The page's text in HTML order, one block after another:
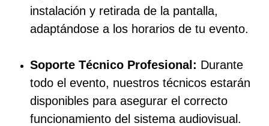
instalación y retirada de la pantalla,
adaptándose a los horarios de tu evento.
Soporte Técnico Profesional: Durante
todo el evento, nuestros técnicos estarán
disponibles para asegurar el correcto
funcionamiento del sistema audiovisual.